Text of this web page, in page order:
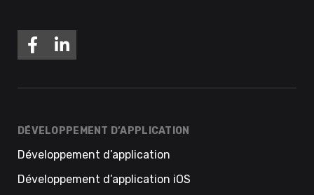
DÉVELOPPEMENT D’APPLICATION
Développement d’application
Développement d’application iOS